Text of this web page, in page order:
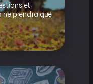
et
prendra que